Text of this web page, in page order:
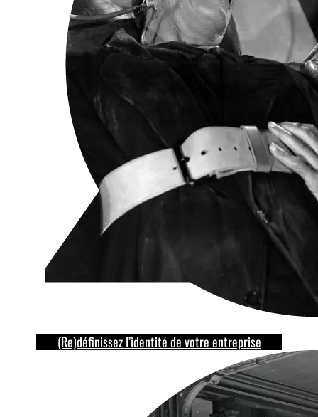
(Re)définissez l’identité de votre entreprise